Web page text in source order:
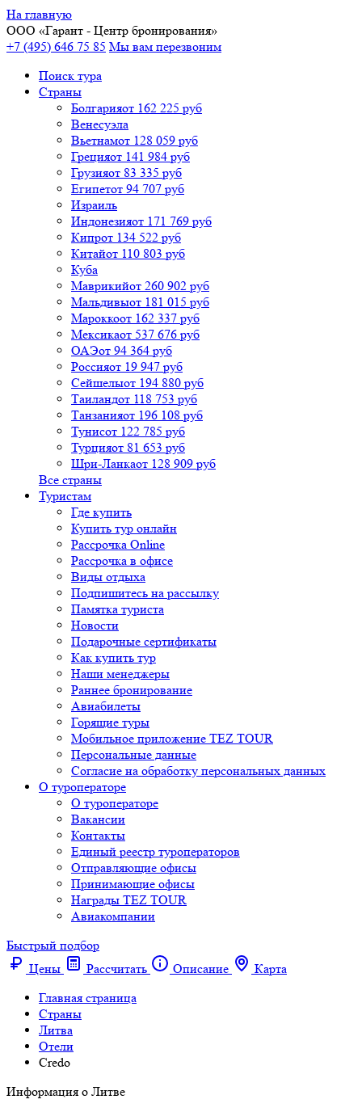
На главную
ООО «Гарант - Центр бронирования»
+7 (495) 646 75 85 Мы вам перезвоним
Поиск тура
Cтраны
Болгарияот 162 225 руб
Венесуэла
Вьетнамот 128 059 руб
Грецияот 141 984 руб
Грузияот 83 335 руб
Египетот 94 707 руб
Израиль
Индонезияот 171 769 руб
Кипрот 134 522 руб
Китайот 110 803 руб
Куба
Маврикийот 260 902 руб
Мальдивыот 181 015 руб
Мароккоот 162 337 руб
Мексикаот 537 676 руб
ОАЭот 94 364 руб
Россияот 19 947 руб
Сейшелыот 194 880 руб
Таиландот 118 753 руб
Танзанияот 196 108 руб
Тунисот 122 785 руб
Турцияот 81 653 руб
Шри-Ланкаот 128 909 руб
Все страны
Туристам
Где купить
Купить тур онлайн
Рассрочка Online
Рассрочка в офисе
Виды отдыха
Подпишитесь на рассылку
Памятка туриста
Новости
Подарочные сертификаты
Как купить тур
Наши менеджеры
Раннее бронирование
Авиабилеты
Горящие туры
Мобильное приложение TEZ TOUR
Персональные данные
Согласие на обработку персональных данных
О туроператоре
О туроператоре
Вакансии
Контакты
Единый реестр туроператоров
Отправляющие офисы
Принимающие офисы
Награды TEZ TOUR
Авиакомпании
Быстрый подбор
Цены
Рассчитать Описание
Карта
Главная страница
Cтраны
Литва
Отели
Credo
Информация о Литве